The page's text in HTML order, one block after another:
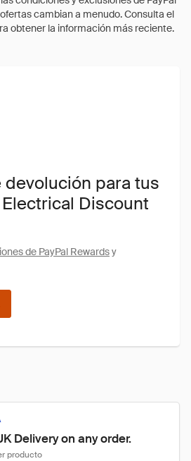
devolución para tus
Discount
de PayPal Rewardsy
Delivery on any order.
producto